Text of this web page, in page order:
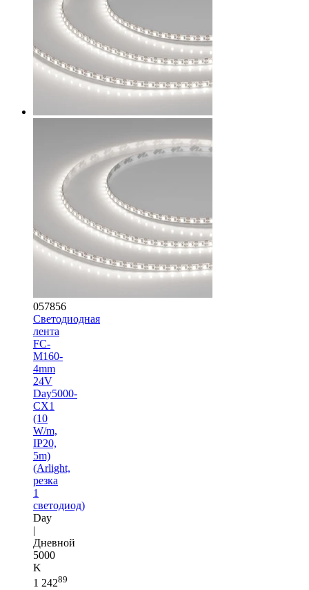
057856
Светодиодная
лента
FC-
M160-
4mm
24V
Day5000-
CX1
(10
W/m,
IP20,
5m)
(Arlight,
резка
1
светодиод)
Day
|
Дневной
5000
K
1 24289